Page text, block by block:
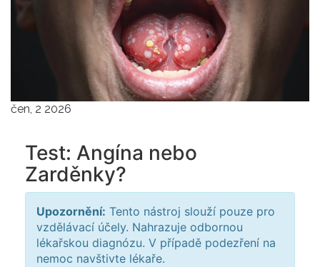
čen, 2 2026
Test: Angína nebo
Zarděnky?
Upozornění: Tento nástroj slouží pouze pro
vzdělávací účely. Nahrazuje odbornou
lékařskou diagnózu. V případě podezření na
nemoc navštivte lékaře.